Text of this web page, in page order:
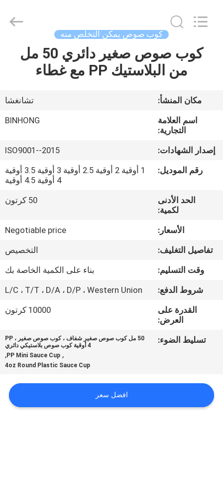
مسكن
معلومات
جولة
المعمل
مراقبة
الجودة
اتصل
PRIVACY
كوب صوص يمكن التخلص منه
كوب صوص صغير دائري 50 مل
من البلاستيك PP مع غطاء
مكان المنشأ:
تشانغشا
اسم العلامة
التجارية:
BINHONG
إصدار الشهادات:
ISO9001--2015
رقم الموديل:
1 أوقية 2 أوقية 2.5 أوقية 3 أوقية 3.5 أوقية
4 أوقية 4.5 أوقية
الحد الأدنى
لكمية:
50 كرتون
الأسعار:
Negotiable price
تفاصيل التغليف:
التخصيص
وقت التسليم:
بناء على الكمية الخاصة بك
شروط الدفع:
L/C ، T/T ، D/A ، D/P ، Western Union
القدرة على
العرض:
10000 كرتون
تسليط الضوء:
50 مل كوب صوص صغير شفاف ، كوب صوص صغير PP ،
4 أوقية كوب صوص بلاستيكي دائري
,
PP Mini Sauce Cup
,
4oz Round Plastic Sauce Cup
افضل سعر